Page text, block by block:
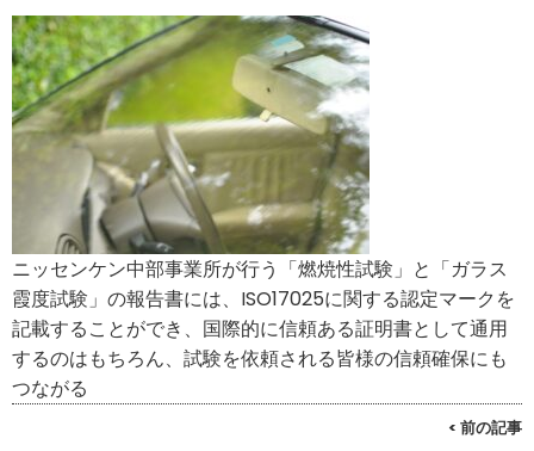
ニッセンケン中部事業所が行う「燃焼性試験」と「ガラス
霞度試験」の報告書には、ISO17025に関する認定マークを
記載することができ、国際的に信頼ある証明書として通用
するのはもちろん、試験を依頼される皆様の信頼確保にも
つながる
< 前の記事